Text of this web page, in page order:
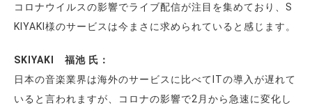
コロナウイルスの影響でライブ配信が注目を集めており、S
KIYAKI様のサービスは今まさに求められていると感じます。
SKIYAKI 福池 氏：
日本の音楽業界は海外のサービスに比べてITの導入が遅れて
いると言われますが、コロナの影響で2月から急速に変化し